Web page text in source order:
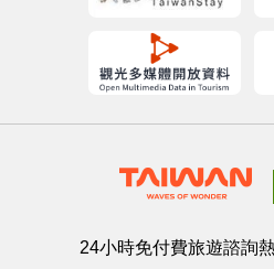
24小時免付費旅遊諮詢熱